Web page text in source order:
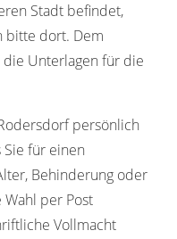
Stadt befindet,
bitte dort. Dem
Unterlagen für die
persönlich
für einen
Behinderung oder
per Post
Vollmacht